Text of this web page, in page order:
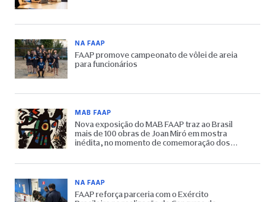
NA FAAP
FAAP promove campeonato de vôlei de areia
para funcionários
MAB FAAP
Nova exposição do MAB FAAP traz ao Brasil
mais de 100 obras de Joan Miró em mostra
inédita, no momento de comemoração dos
NA FAAP
FAAP reforça parceria com o Exército